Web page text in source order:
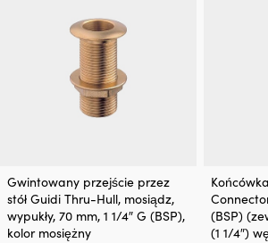
Gwintowany przejście przez
stół Guidi Thru-Hull, mosiądz,
wypukły, 70 mm, 1 1/4″ G (BSP),
kolor mosiężny
(BSP)
(1 1/4″)